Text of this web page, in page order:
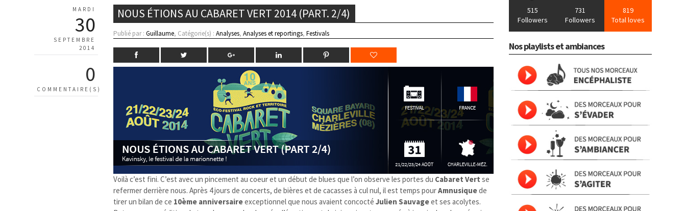
MARDI
30
SEPTEMBRE
2014
0
COMMENTAIRE(S)
NOUS ÉTIONS AU CABARET VERT 2014 (PART. 2/4)
Publié par :Guillaume, Catégorie(s) :Analyses,Analyses et reportings,Festivals
Voilà c’est fini. C’est avec un pincement au coeur et un début de blues que l’on observe les portes du Cabaret Vert se
refermer derrière nous. Après 4 jours de concerts, de bières et de cacasses à cul nul, il est temps pourAmnusiquede
tirer un bilan de ce 10ème anniversaireexceptionnel que nous avaient concoctéJulien Sauvageet ses acolytes.
515
Followers
731
Followers
819
Total loves
Nos playlists et ambiances